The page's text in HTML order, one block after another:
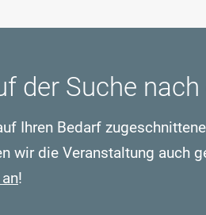
der Suche
Ihren Bedarf
wir die Veranstaltung auch
!